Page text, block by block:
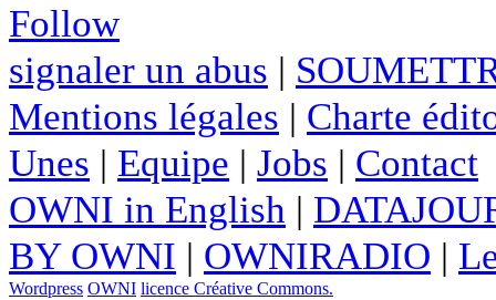
Follow
signaler un abus |
Mentions légales | Charte
Unes | Equipe | Jobs | Contact
OWNI in English |
BY OWNI | OWNIRADIO |
Wordpress OWNI licence Créative Commons.